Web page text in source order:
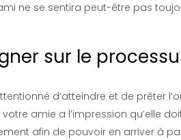
ne se sentira peut-être pas
sur le
d’atteindre et de prêter
amie a l’impression qu’elle
afin de pouvoir en arriver à